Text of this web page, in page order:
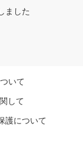
ました
いて
して
護について